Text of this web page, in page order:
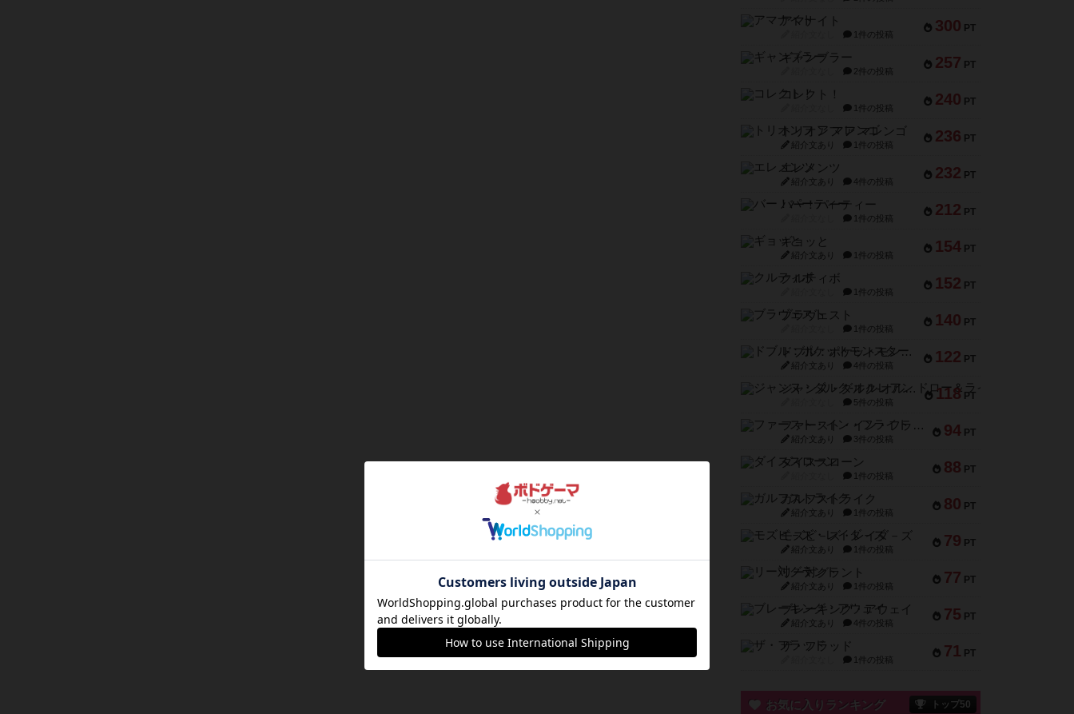
300 PT
アマナイト
1件の投稿
257 PT
ギャンブラー
2件の投稿
240 PT
コレクト！
1件の投稿
236 PT
トリオンフ ア マレンゴ
紹介文あり 1件の投稿
232 PT
エレメンツ
紹介文あり 4件の投稿
212 PT
バー！パーティー
1件の投稿
154 PT
ギョッと
紹介文あり 1件の投稿
152 PT
クルティボ
1件の投稿
140 PT
ブラヴェスト
1件の投稿
122 PT
ドブル：ポケットモンスター
紹介文あり 4件の投稿
118 PT
ジャンヌ・ダルク-オルレアン ドロー＆ライト
5件の投稿
94 PT
ファースト・イン・フライト
紹介文あり 3件の投稿
88 PT
ダイススローン
1件の投稿
80 PT
ガルフストライク
紹介文あり 1件の投稿
79 PT
モズビ－ズ・レイダ－ズ
紹介文あり 1件の投稿
77 PT
リー対グラント
紹介文あり 1件の投稿
75 PT
ブレーキング・アウェイ
紹介文あり 4件の投稿
71 PT
ザ・フラッド
1件の投稿
お気に入りランキング トップ50